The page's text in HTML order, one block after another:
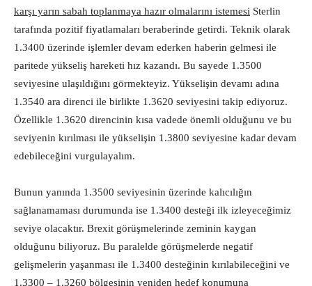
karşı yarın sabah toplanmaya hazır olmalarını istemesi Sterlin
tarafında pozitif fiyatlamaları beraberinde getirdi. Teknik olarak
1.3400 üzerinde işlemler devam ederken haberin gelmesi ile
paritede yükseliş hareketi hız kazandı. Bu sayede 1.3500
seviyesine ulaşıldığını görmekteyiz. Yükselişin devamı adına
1.3540 ara direnci ile birlikte 1.3620 seviyesini takip ediyoruz.
Özellikle 1.3620 direncinin kısa vadede önemli olduğunu ve bu
seviyenin kırılması ile yükselişin 1.3800 seviyesine kadar devam
edebileceğini vurgulayalım.
Bunun yanında 1.3500 seviyesinin üzerinde kalıcılığın
sağlanamaması durumunda ise 1.3400 desteği ilk izleyeceğimiz
seviye olacaktır. Brexit görüşmelerinde zeminin kaygan
olduğunu biliyoruz. Bu paralelde görüşmelerde negatif
gelişmelerin yaşanması ile 1.3400 desteğinin kırılabileceğini ve
1.3300 – 1.3260 bölgesinin yeniden hedef konumuna